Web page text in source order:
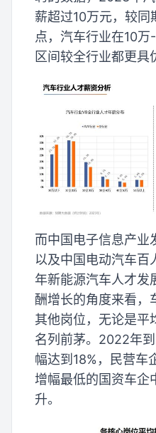
薪超过10万元，较同
点，汽车行业在10
区间较全行业都更具
而中国电子信息产业
以及中国电动汽车
年新能源汽车人才发
酬增长的角度来看，
其他岗位，无论是平
名列前茅。2022年
幅达到18%，民营车
增幅最低的国资车企
升。